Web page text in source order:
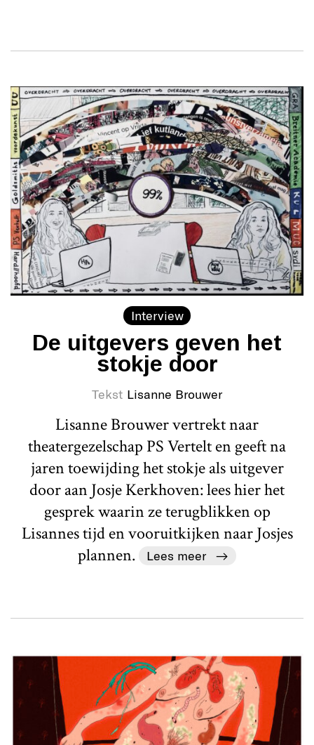
Interview
De uitgevers geven het
stokje door
Tekst Lisanne Brouwer
Lisanne Brouwer vertrekt naar
theatergezelschap PS Vertelt en geeft na
jaren toewijding het stokje als uitgever
door aan Josje Kerkhoven: lees hier het
gesprek waarin ze terugblikken op
Lisannes tijd en vooruitkijken naar Josjes
plannen.
Lees meer